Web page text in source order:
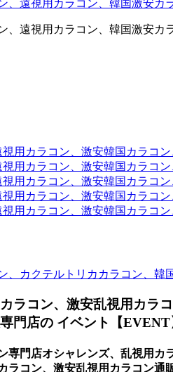
遠視用カラコン、韓国激安
遠視用カラコン、韓国激安
用カラコン、激安韓国カラコ
用カラコン、激安韓国カラコ
用カラコン、激安韓国カラコ
用カラコン、激安韓国カラコ
用カラコン、激安韓国カラコ
カクテルトリカカラコン、
ラコン、激安乱視用カラ
門店の イベント【EVENT
専門店オシャレンズ、乱視用
ラコン、激安乱視用カラコン通